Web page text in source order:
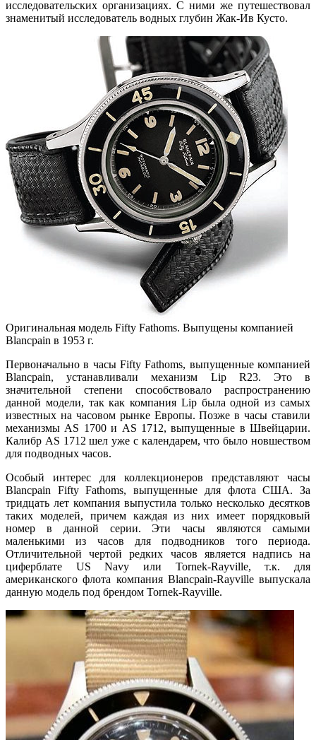
исследовательских организациях. С ними же путешествовал
знаменитый исследователь водных глубин Жак-Ив Кусто.
Оригинальная модель Fifty Fathoms. Выпущены компанией
Blancpain в 1953 г.
Первоначально в часы Fifty Fathoms, выпущенные компанией
Blancpain, устанавливали механизм Lip R23. Это в
значительной степени способствовало распространению
данной модели, так как компания Lip была одной из самых
известных на часовом рынке Европы. Позже в часы ставили
механизмы AS 1700 и AS 1712, выпущенные в Швейцарии.
Калибр AS 1712 шел уже с календарем, что было новшеством
для подводных часов.
Особый интерес для коллекционеров представляют часы
Blancpain Fifty Fathoms, выпущенные для флота США. За
тридцать лет компания выпустила только несколько десятков
таких моделей, причем каждая из них имеет порядковый
номер в данной серии. Эти часы являются самыми
маленькими из часов для подводников того периода.
Отличительной чертой редких часов является надпись на
циферблате US Navy или Tornek-Rayville, т.к. для
американского флота компания Blancpain-Rayville выпускала
данную модель под брендом Tornek-Rayville.